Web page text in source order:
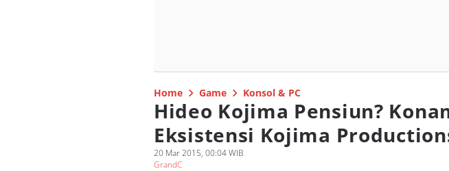
Home Game Konsol & PC
Hideo Kojima Pensiun?
Eksistensi Kojima
20 Mar 2015, 00:04 WIB
GrandC